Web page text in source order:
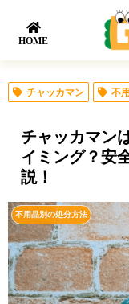
HOME
チャッカマン 不
チャッカマン
イミング？安
説！
不用品別の処分方法